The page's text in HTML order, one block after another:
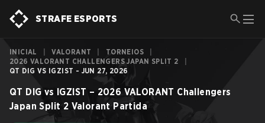
STRAFE ESPORTS
INICIAL VALORANT TORNEIOS
2026 VALORANT CHALLENGERS JAPAN SPLIT 2
QT DIG VS IGZIST - JUN 27, 2026
QT DIG vs IGZIST – 2026 VALORANT Challengers
Japan Split 2 Valorant Partida